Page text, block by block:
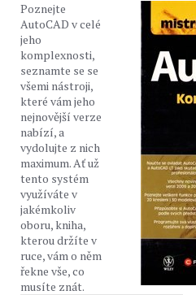
Poznejte
AutoCAD v celé
jeho
komplexnosti,
seznamte se se
všemi nástroji,
které vám jeho
nejnovější verze
nabízí, a
vydolujte z nich
maximum. Ať už
tento systém
využíváte v
jakémkoliv
oboru, kniha,
kterou držíte v
ruce, vám o něm
řekne vše, co
musíte znát.